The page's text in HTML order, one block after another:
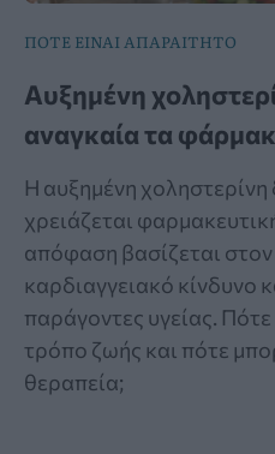
ΠΟΤΕ ΕΙΝΑΙ ΑΠΑΡΑΙΤΗΤΟ
Αυξημένη
αναγκαία τα
Η αυξημένη χοληστερίνη
χρειάζεται
απόφαση βασίζεται
καρδιαγγειακό κίνδυνο
παράγοντες υγείας.
τρόπο ζωής και πότε
θεραπεία;